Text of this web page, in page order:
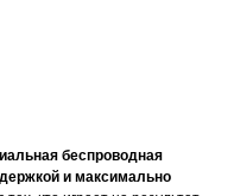
беспроводная
и максимально